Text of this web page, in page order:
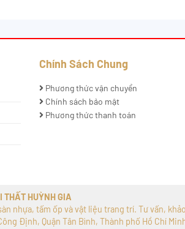
Chính Sách Chung
Phương thức vận chuyển
Chính sách bảo mật
Phương thức thanh toán
THẤT HUỲNH GIA
nhựa, tấm ốp và vật liệu trang trí. Tư vấn,
Định, Quận Tân Bình, Thành phố Hồ Chí